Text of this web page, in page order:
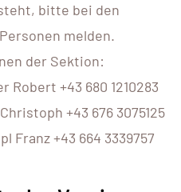
bitte bei den
melden.
der Sektion:
+43 680 1210283
+43 676 3075125
Franz +43 664 3339757